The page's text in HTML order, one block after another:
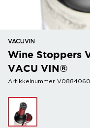
VACUVIN
Wine Stoppers
VACU VIN®
Artikkelnummer V0884060